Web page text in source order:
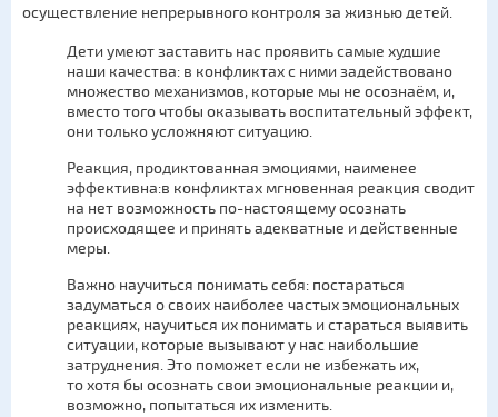
осуществление непрерывного контроля за жизнью детей.
Дети умеют заставить нас проявить самые худшие
наши качества: в конфликтах с ними задействовано
множество механизмов, которые мы не осознаём, и,
вместо того чтобы оказывать воспитательный эффект,
они только усложняют ситуацию.
Реакция, продиктованная эмоциями, наименее
эффективна:в конфликтах мгновенная реакция сводит
на нет возможность по-настоящему осознать
происходящее и принять адекватные и действенные
меры.
Важно научиться понимать себя: постараться
задуматься о своих наиболее частых эмоциональных
реакциях, научиться их понимать и стараться выявить
ситуации, которые вызывают у нас наибольшие
затруднения. Это поможет если не избежать их,
то хотя бы осознать свои эмоциональные реакции и,
возможно, попытаться их изменить.